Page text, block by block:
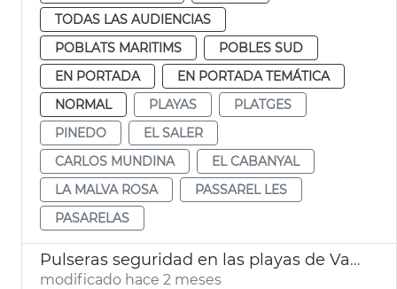
TODAS LAS AUDIENCIAS
POBLATS MARITIMS
POBLES SUD
EN PORTADA
EN PORTADA TEMÁTICA
NORMAL
PLAYAS
PLATGES
PINEDO
EL SALER
CARLOS MUNDINA
EL CABANYAL
LA MALVA ROSA
PASSAREL LES
PASARELAS
Pulseras seguridad en las playas de València
modificado hace 2 meses